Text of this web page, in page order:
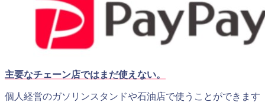
主要なチェーン店ではまだ使えない。
個人経営のガソリンスタンドや石油店で使うことができます